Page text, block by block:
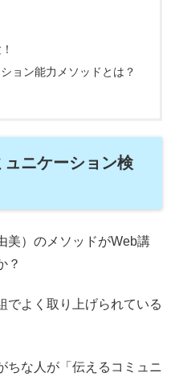
ョン能力メソッドとは？
ニケーション検
美）のメソッドがWeb講
？
でよく取り上げられている
ちな人が「伝えるコミュニ